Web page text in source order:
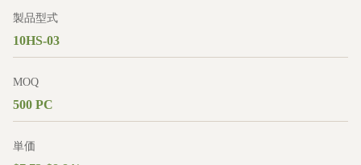
製品型式
10HS-03
MOQ
500 PC
単価